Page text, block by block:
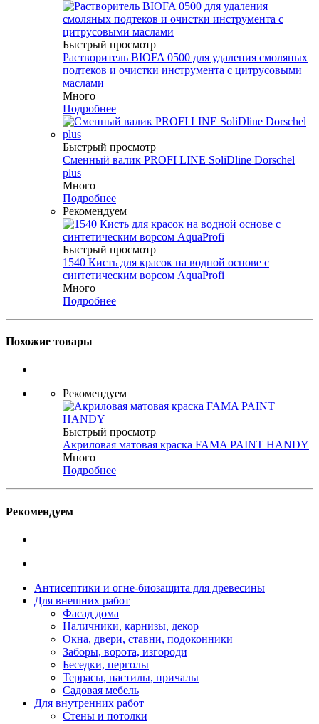
Быстрый просмотр
Растворитель BIOFA 0500 для удаления смоляных
подтеков и очистки инструмента с цитрусовыми
маслами
Много
Подробнее
Быстрый просмотр
Сменный валик PROFI LINE SoliDline Dorschel
plus
Много
Подробнее
Рекомендуем
Быстрый просмотр
1540 Кисть для красок на водной основе с
синтетическим ворсом AquaProfi
Много
Подробнее
Похожие товары
Рекомендуем
Быстрый просмотр
Акриловая матовая краска FAMA PAINT HANDY
Много
Подробнее
Рекомендуем
Антисептики и огне-биозащита для древесины
Для внешних работ
Фасад дома
Наличники, карнизы, декор
Окна, двери, ставни, подоконники
Заборы, ворота, изгороди
Беседки, перголы
Террасы, настилы, причалы
Садовая мебель
Для внутренних работ
Стены и потолки